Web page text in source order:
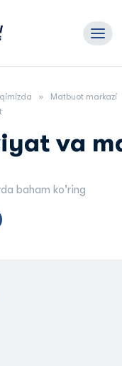
Matbuot markazi
va
baham ko'ring